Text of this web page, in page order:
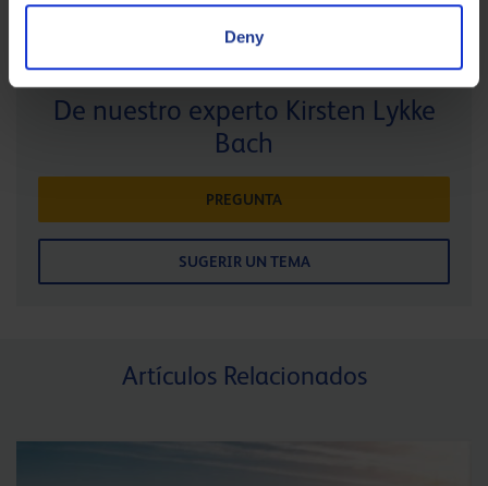
Deny
De nuestro experto Kirsten Lykke
Bach
PREGUNTA
SUGERIR UN TEMA
Artículos Relacionados